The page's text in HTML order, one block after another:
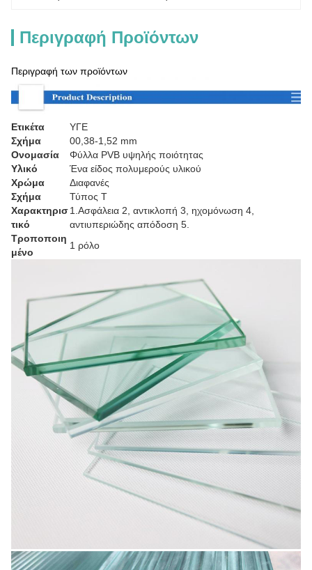
Περιγραφή Προϊόντων
Περιγραφή των προϊόντων
Ετικέτα
ΥΓΕ
Σχήμα
00,38-1,52 mm
Ονομασία
Φύλλα PVB υψηλής ποιότητας
Υλικό
Ένα είδος πολυμερούς υλικού
Χρώμα
Διαφανές
Σχήμα
Τύπος T
Χαρακτηρισ
τικό
1.Ασφάλεια 2, αντικλοπή 3, ηχομόνωση 4,
αντιυπεριώδης απόδοση 5.
Τροποποιη
μένο
1 ρόλο